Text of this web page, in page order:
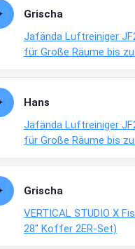
Grischa
Jafända Luftreiniger
für Große Räume bis
Hans
Jafända Luftreiniger
für Große Räume bis
Grischa
VERTICAL STUDIO X
28″ Koffer 2ER-Set)